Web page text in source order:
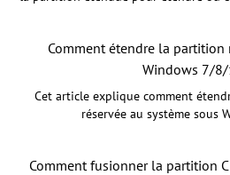
Comment étendre la partition
Windows 7/8/
Cet article explique comment
réservée au système sous
Comment fusionner la partition